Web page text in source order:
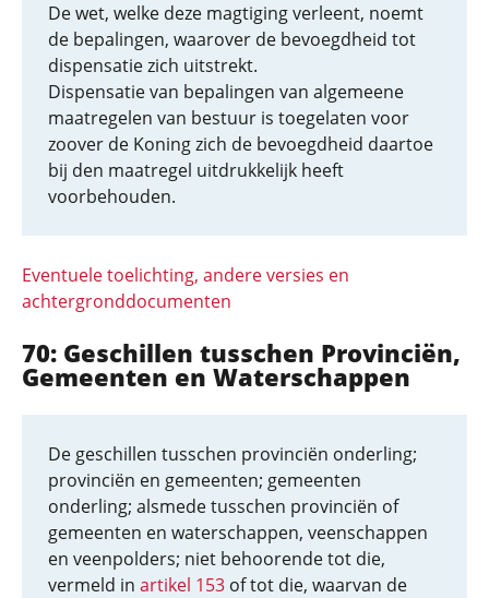
De wet, welke deze magtiging verleent, noemt
de bepalingen, waarover de bevoegdheid tot
dispensatie zich uitstrekt.
Dispensatie van bepalingen van algemeene
maatregelen van bestuur is toegelaten voor
zoover de Koning zich de bevoegdheid daartoe
bij den maatregel uitdrukkelijk heeft
voorbehouden.
Eventuele toelichting, andere versies en
achtergronddocumenten
70: Geschillen tusschen Provinciën,
Gemeenten en Waterschappen
De geschillen tusschen provinciën onderling;
provinciën en gemeenten; gemeenten
onderling; alsmede tusschen provinciën of
gemeenten en waterschappen, veenschappen
en veenpolders; niet behoorende tot die,
vermeld in artikel 153 of tot die, waarvan de